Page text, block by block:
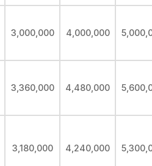
3,000,000 4,000,000
3,360,000 4,480,000
3,180,000 4,240,000